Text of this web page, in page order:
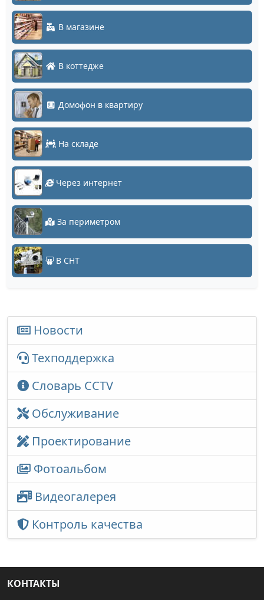
В магазине
В коттедже
Домофон в квартиру
На складе
Через интернет
За периметром
В СНТ
Новости
Техподдержка
Словарь CCTV
Обслуживание
Проектирование
Фотоальбом
Видеогалерея
Контроль качества
КОНТАКТЫ